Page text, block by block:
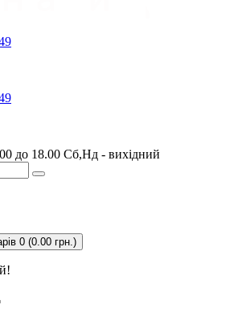
до 18.00 Сб,Нд - вихідний
0 (0.00 грн.)